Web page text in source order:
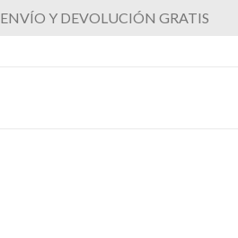
ENVÍO Y DEVOLUCIÓN GRATIS